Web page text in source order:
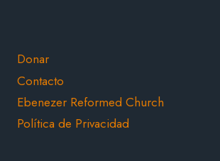
Donar
Contacto
Ebenezer Reformed Church
Política de Privacidad